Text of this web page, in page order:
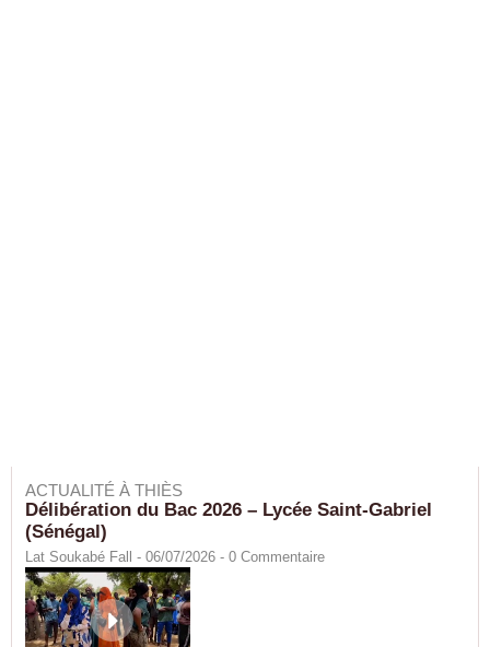
ACTUALITÉ À THIÈS
Délibération du Bac 2026 – Lycée Saint-Gabriel
(Sénégal)
Lat Soukabé Fall - 06/07/2026 - 0 Commentaire